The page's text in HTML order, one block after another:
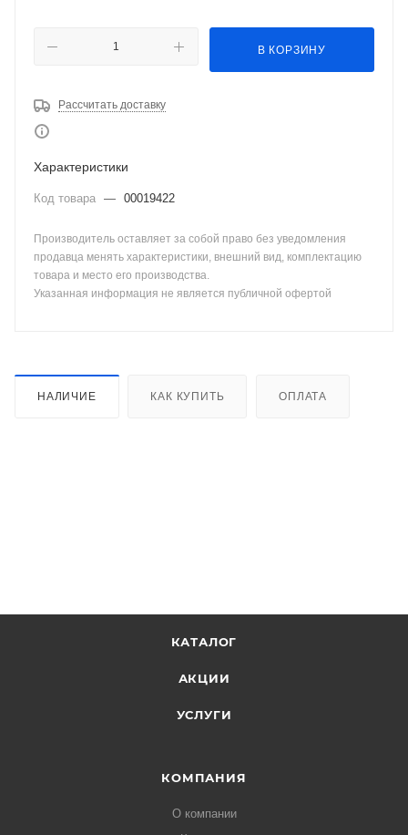
В КОРЗИНУ
Рассчитать доставку
Характеристики
Код товара — 00019422
Производитель оставляет за собой право без уведомления
продавца менять характеристики, внешний вид, комплектацию
товара и место его производства.
Указанная информация не является публичной офертой
НАЛИЧИЕ КАК КУПИТЬ ОПЛАТА
КАТАЛОГ
АКЦИИ
УСЛУГИ
КОМПАНИЯ
О компании